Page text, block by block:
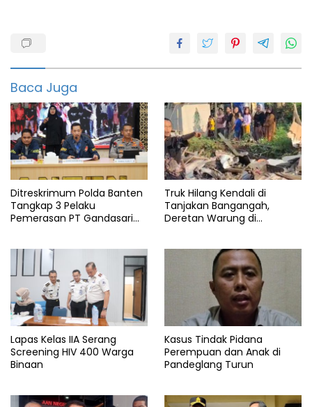
pandeglang
featured
Info
pandeglang
Pandeglang
Panimbang
Pembuangan
bayi
Baca Juga
Ditreskrimum Polda Banten
Tangkap 3 Pelaku
Pemerasan PT Gandasari
Truk Hilang Kendali di
Tanjakan Bangangah,
Deretan Warung di
Lapas Kelas IIA Serang
Screening HIV 400 Warga
Binaan
Kasus Tindak Pidana
Perempuan dan Anak di
Pandeglang Turun